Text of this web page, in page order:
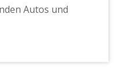
Autos und